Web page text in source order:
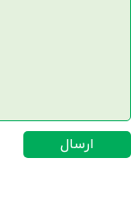
ارسال